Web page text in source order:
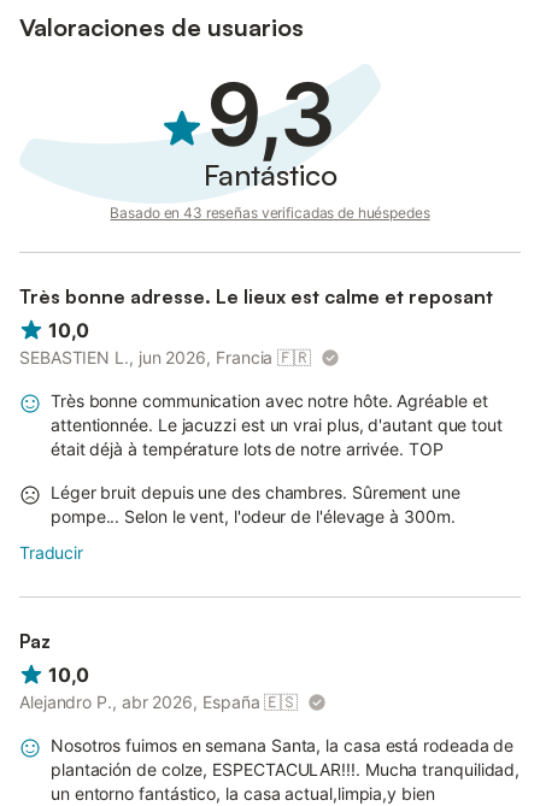
Valoraciones de usuarios
9,3
Fantástico
Basado en 43 reseñas verificadas de huéspedes
Très bonne adresse. Le lieux est calme et reposant
10,0
SEBASTIEN L., jun 2026, Francia 🇫🇷
Très bonne communication avec notre hôte. Agréable et
attentionnée. Le jacuzzi est un vrai plus, d'autant que tout
était déjà à température lots de notre arrivée. TOP
Léger bruit depuis une des chambres. Sûrement une
pompe... Selon le vent, l'odeur de l'élevage à 300m.
Traducir
Paz
10,0
Alejandro P., abr 2026, España 🇪🇸
Nosotros fuimos en semana Santa, la casa está rodeada de
plantación de colze, ESPECTACULAR!!!. Mucha tranquilidad,
un entorno fantástico, la casa actual,limpia,y bien